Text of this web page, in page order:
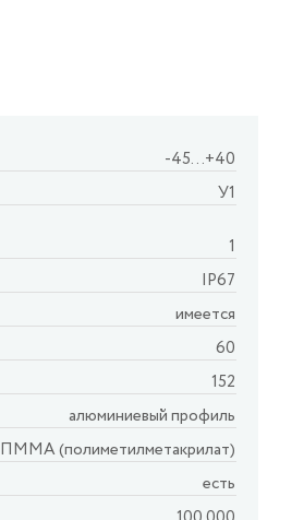
-45…+40
У1
1
IP67
имеется
60
152
алюминиевый профиль
ПММА (полиметилметакрилат)
есть